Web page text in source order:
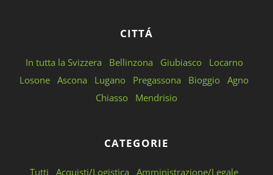
CITTÁ
In tutta la Svizzera Bellinzona Giubiasco
Locarno
Losone Ascona Lugano Pregassona Bioggio Agno
Chiasso
Mendrisio
CATEGORIE
Tutti Acquisti/Logistica
Amministrazione/Legale